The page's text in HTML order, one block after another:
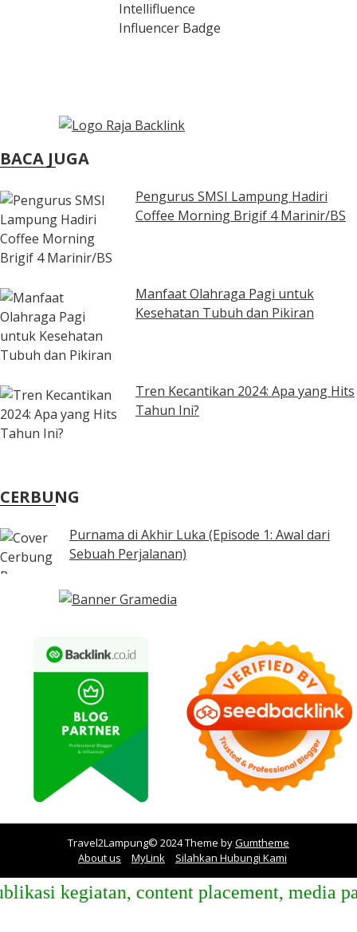
BACA JUGA
Pengurus SMSI Lampung Hadiri
Coffee Morning Brigif 4 Marinir/BS
Manfaat Olahraga Pagi untuk
Kesehatan Tubuh dan Pikiran
Tren Kecantikan 2024: Apa yang Hits
Tahun Ini?
CERBUNG
Purnama di Akhir Luka (Episode 1: Awal dari
Sebuah Perjalanan)
Travel2Lampung© 2024 Theme byGumtheme
About us
MyLink Silahkan Hubungi Kami
kegiatan, content placement, media